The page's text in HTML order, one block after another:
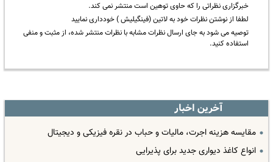
خبرگزاری نظراتی را که حاوی توهین است منتشر نمی کند.
لطفا از نوشتن نظرات خود به لاتین (فینگیلیش ) خودداری نمایید
توصیه می شود به جای ارسال نظرات مشابه با نظرات منتشر شده، از مثبت و منفی
استفاده کنید.
آخرین اخبار
مقایسه هزینه اجرت، مالیات و حباب در نقره فیزیکی و دیجیتال
انواع کاغذ دیواری جدید برای پذیرایی